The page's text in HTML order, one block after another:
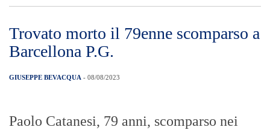
Trovato morto il 79enne scomparso a
Barcellona P.G.
GIUSEPPE BEVACQUA - 08/08/2023
Paolo Catanesi, 79 anni, scomparso nei